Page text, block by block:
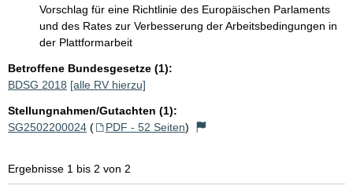
Vorschlag für eine Richtlinie des Europäischen Parlaments
und des Rates zur Verbesserung der Arbeitsbedingungen in
der Plattformarbeit
Betroffene Bundesgesetze (1):
BDSG 2018 [alle RV hierzu]
Stellungnahmen/Gutachten (1):
SG2502200024 ( PDF - 52 Seiten)
Ergebnisse 1 bis 2 von 2